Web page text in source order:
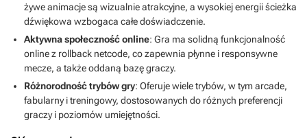
żywe animacje są wizualnie atrakcyjne, a wysokiej energii ścieżka
dźwiękowa wzbogaca całe doświadczenie.
Aktywna społeczność online: Gra ma solidną funkcjonalność
online z rollback netcode, co zapewnia płynne i responsywne
mecze, a także oddaną bazę graczy.
Różnorodność trybów gry: Oferuje wiele trybów, w tym arcade,
fabularny i treningowy, dostosowanych do różnych preferencji
graczy i poziomów umiejętności.